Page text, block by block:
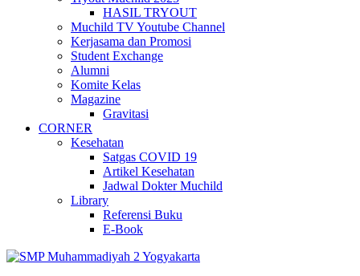
HASIL TRYOUT
Muchild TV Youtube Channel
Kerjasama dan Promosi
Student Exchange
Alumni
Komite Kelas
Magazine
Gravitasi
CORNER
Kesehatan
Satgas COVID 19
Artikel Kesehatan
Jadwal Dokter Muchild
Library
Referensi Buku
E-Book